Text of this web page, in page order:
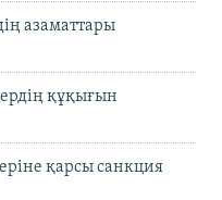
азаматтары
құқығын
қарсы санкция